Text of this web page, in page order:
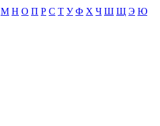
М Н О П Р С Т У Ф Х Ч Ш Щ Э Ю